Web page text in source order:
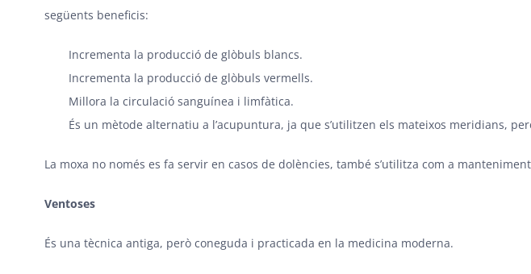
següents beneficis:
Incrementa la producció de glòbuls blancs.
Incrementa la producció de glòbuls vermells.
Millora la circulació sanguínea i limfàtica.
És un mètode alternatiu a l’acupuntura, ja que s’utilitzen els mateixos meridians,
La moxa no només es fa servir en casos de dolències, també s’utilitza com a
Ventoses
És una tècnica antiga, però coneguda i practicada en la medicina moderna.